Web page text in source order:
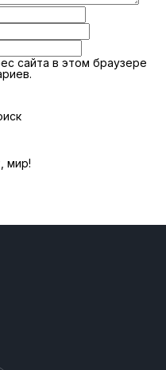
сайта в этом браузере
мир!